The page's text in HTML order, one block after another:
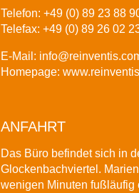
Telefon: +49 (0) 89 23 88
Telefax: +49 (0) 89 26 02
E-Mail:
Homepage:
ANFAHRT
Das Büro befindet sich in
Glockenbachviertel.
wenigen Minuten fußläufig